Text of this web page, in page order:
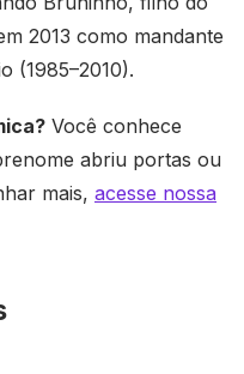
2013 como mandante
(1985–2010).
Você conhece
abriu portas ou
mais, acesse nossa